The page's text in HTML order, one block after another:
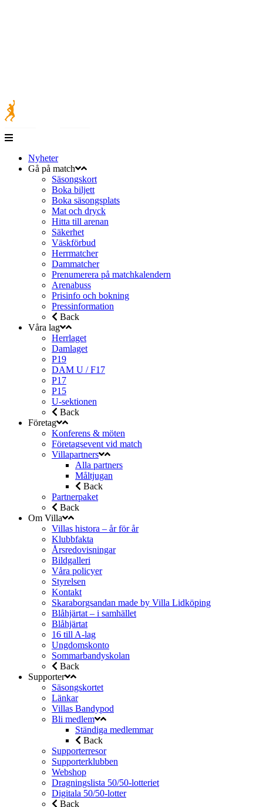
Nyheter
Gå på match
Säsongskort
Boka biljett
Boka säsongsplats
Mat och dryck
Hitta till arenan
Säkerhet
Väskförbud
Herrmatcher
Dammatcher
Prenumerera på matchkalendern
Arenabuss
Prisinfo och bokning
Pressinformation
Back
Våra lag
Herrlaget
Damlaget
P19
DAM U / F17
P17
P15
U-sektionen
Back
Företag
Konferens & möten
Företagsevent vid match
Villapartners
Alla partners
Måltjugan
Back
Partnerpaket
Back
Om Villa
Villas histora – år för år
Klubbfakta
Årsredovisningar
Bildgalleri
Våra policyer
Styrelsen
Kontakt
Skaraborgsandan made by Villa Lidköping
Blåhjärtat – i samhället
Blåhjärtat
16 till A-lag
Ungdomskonto
Sommarbandyskolan
Back
Supporter
Säsongskortet
Länkar
Villas Bandypod
Bli medlem
Ständiga medlemmar
Back
Supporterresor
Supporterklubben
Webshop
Dragningslista 50/50-lotteriet
Digitala 50/50-lotter
Back